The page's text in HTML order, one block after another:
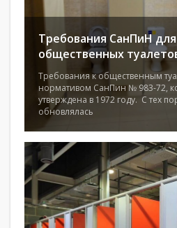
Требования СанПиН для
общественных
Требования к общественным
нормативом СанПин № 983-72,
утверждена в 1972 году. С тех
обновлялась